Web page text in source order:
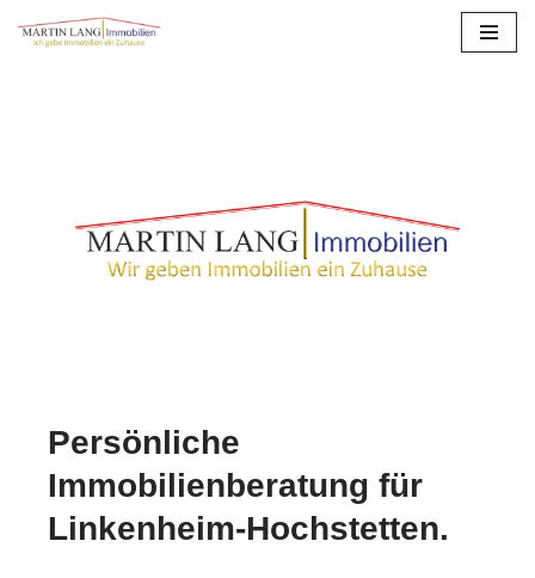
Persönliche
Immobilienberatung für
Linkenheim-Hochstetten.